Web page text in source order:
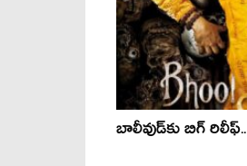
బాలీవుడ్‌కు బిగ్ రిలీఫ్..